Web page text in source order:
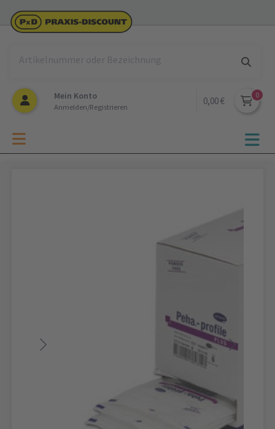
Mein Konto
Anmelden/Registrieren
0,00 €